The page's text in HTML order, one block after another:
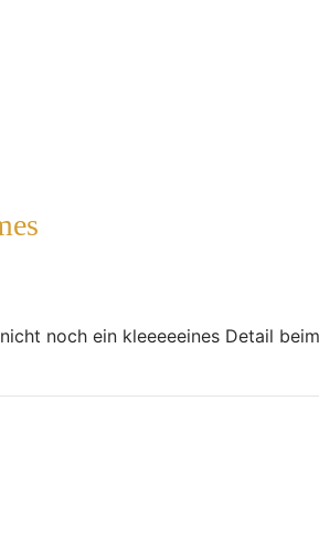
noch ein kleeeeeines Detail